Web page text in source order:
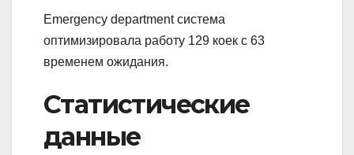
Emergency department система
оптимизировала работу 129 коек с 63
временем ожидания.
Статистические
данные